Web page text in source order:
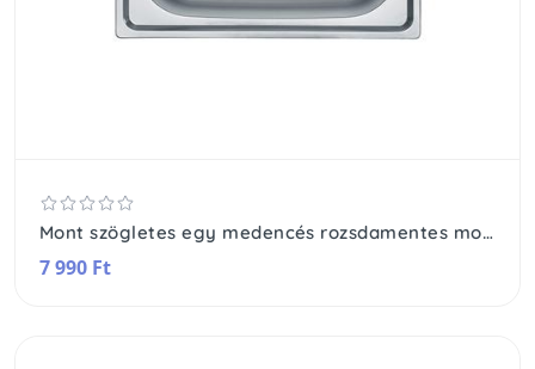
Mont szögletes egy medencés rozsdamentes mosogató
7 990 Ft